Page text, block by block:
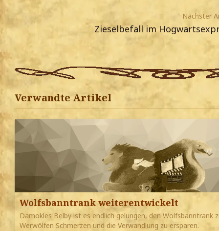
Nächster
Zieselbefall im
Verwandte Artikel
Wolfsbanntrank weiterentwickelt
Damokles Belby ist es endlich gelungen, den Wolfsbanntrank
Werwölfen Schmerzen und die Verwandlung zu ersparen.